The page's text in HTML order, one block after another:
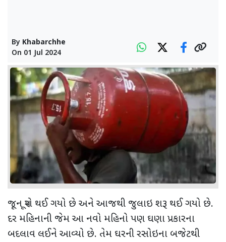
By Khabarchhe
On 01 Jul 2024
જૂન પૂરો થઈ ગયો છે અને આજથી જુલાઇ શરૂ થઈ ગયો છે.
દર મહિનાની જેમ આ નવો મહિનો પણ ઘણા પ્રકારના
બદલાવ લઈને આવ્યો છે. તેમ ઘરની રસોઇના બજેટથી